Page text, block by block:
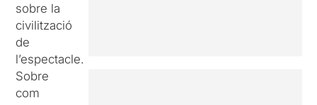
sobre la
civilització
de
l’espectacle.
Sobre
com